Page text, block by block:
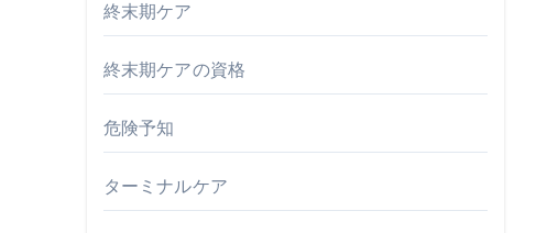
終末期ケア
終末期ケアの資格
危険予知
ターミナルケア